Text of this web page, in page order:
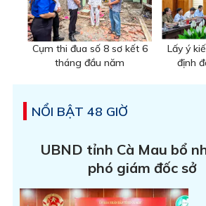
Cụm thi đua số 8 sơ kết 6
tháng đầu năm
Lấy ý
định
NỔI BẬT 48 GIỜ
UBND tỉnh Cà Mau bổ
phó giám đốc sở